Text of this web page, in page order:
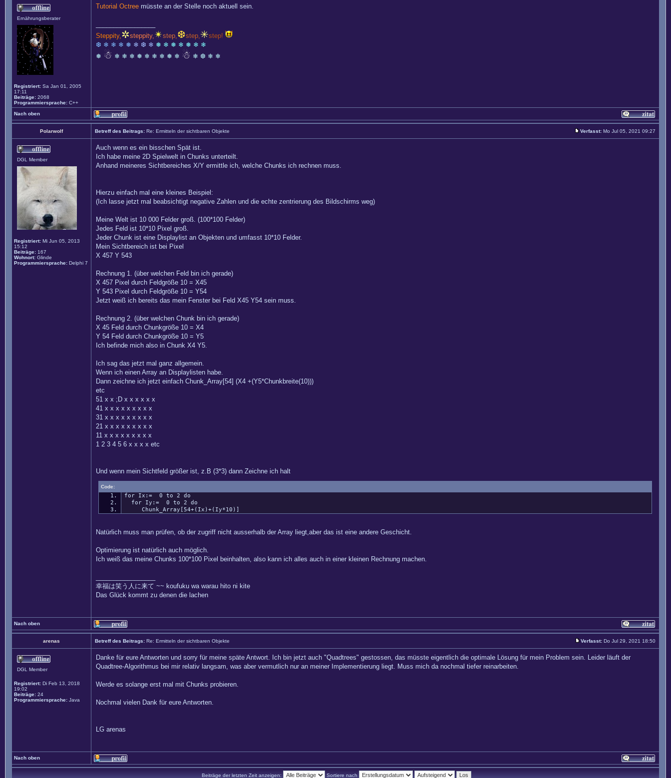
Ernährungsberater
Registriert: Sa Jan 01, 2005
17:11
Beiträge: 2068
Programmiersprache: C++
Tutorial Octree müsste an der Stelle noch aktuell sein.
Steppity,✲steppity,✴step,❆step,✳step!
❆ ❄ ❄ ❄ ❅ ❄ ❆ ❄ ❅ ❄ ❅ ❄ ❅ ❄ ❄
❅ ☃ ❄ ❄ ❄ ❅ ❄ ❄ ❄ ❅ ❄ ☃ ❄ ❆ ❄ ❄
Nach oben
Polarwolf Betreff des Beitrags: Re: Ermitteln der sichtbaren Objekte Verfasst: Mo Jul 05, 2021 09:27
DGL Member
Registriert: Mi Jun 05, 2013
15:12
Beiträge: 167
Wohnort: Glinde
Programmiersprache: Delphi 7
Auch wenn es ein bisschen Spät ist.
Ich habe meine 2D Spielwelt in Chunks unterteilt.
Anhand meineres Sichtbereiches X/Y ermittle ich, welche Chunks ich rechnen muss.
Hierzu einfach mal eine kleines Beispiel:
(Ich lasse jetzt mal beabsichtigt negative Zahlen und die echte zentrierung des Bildschirms weg)
Meine Welt ist 10 000 Felder groß. (100*100 Felder)
Jedes Feld ist 10*10 Pixel groß.
Jeder Chunk ist eine Displaylist an Objekten und umfasst 10*10 Felder.
Mein Sichtbereich ist bei Pixel
X 457 Y 543
Rechnung 1. (über welchen Feld bin ich gerade)
X 457 Pixel durch Feldgröße 10 = X45
Y 543 Pixel durch Feldgröße 10 = Y54
Jetzt weiß ich bereits das mein Fenster bei Feld X45 Y54 sein muss.
Rechnung 2. (über welchen Chunk bin ich gerade)
X 45 Feld durch Chunkgröße 10 = X4
Y 54 Feld durch Chunkgröße 10 = Y5
Ich befinde mich also in Chunk X4 Y5.
Ich sag das jetzt mal ganz allgemein.
Wenn ich einen Array an Displaylisten habe.
Dann zeichne ich jetzt einfach Chunk_Array[54] (X4 +(Y5*Chunkbreite(10)))
etc
51 x x ;D x x x x x x
41 x x x x x x x x x
31 x x x x x x x x x
21 x x x x x x x x x
11 x x x x x x x x x
1 2 3 4 5 6 x x x x etc
Und wenn mein Sichtfeld größer ist, z.B (3*3) dann Zeichne ich halt
Code:
for Ix:= 0 to 2 do
for Iy:= 0 to 2 do
Chunk_Array[54+(Ix)+(Iy*10)]
Natürlich muss man prüfen, ob der zugriff nicht ausserhalb der Array liegt,aber das ist eine andere Geschicht.
Optimierung ist natürlich auch möglich.
Ich weiß das meine Chunks 100*100 Pixel beinhalten, also kann ich alles auch in einer kleinen Rechnung machen.
幸福は笑う人に来て ~~ koufuku wa warau hito ni kite
Das Glück kommt zu denen die lachen
Nach oben
arenas Betreff des Beitrags: Re: Ermitteln der sichtbaren Objekte Verfasst: Do Jul 29, 2021 18:50
DGL Member
Registriert: Di Feb 13, 2018
19:02
Beiträge: 24
Programmiersprache: Java
Danke für eure Antworten und sorry für meine späte Antwort. Ich bin jetzt auch "Quadtrees" gestossen, das müsste eigentlich die optimale Lösung für mein Problem sein. Leider läuft der
Quadtree-Algorithmus bei mir relativ langsam, was aber vermutlich nur an meiner Implementierung liegt. Muss mich da nochmal tiefer reinarbeiten.
Werde es solange erst mal mit Chunks probieren.
Nochmal vielen Dank für eure Antworten.
LG arenas
Nach oben
Beiträge der letzten Zeit anzeigen: Sortiere nach